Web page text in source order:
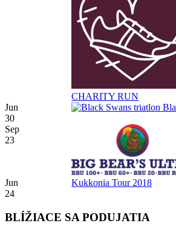
CHARITY RUN
Jun
30
Sep
23
Jun
24
Kukkonia Tour 2018
BLÍŽIACE SA PODUJATIA